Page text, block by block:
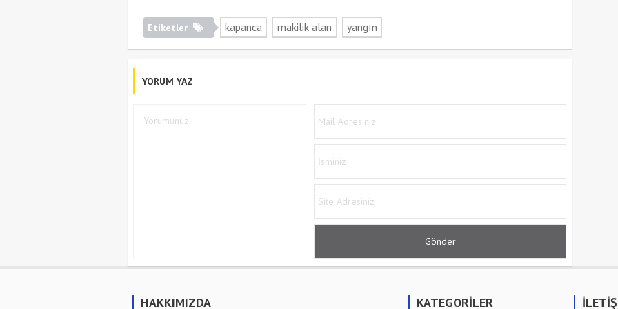
Etiketler kapanca makilik alan yangın
YORUM YAZ
HAKKIMIZDA KATEGORİLER